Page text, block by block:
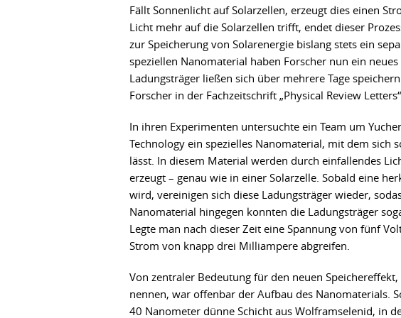
Fällt Sonnenlicht auf Solarzellen, erzeugt dies einen
Licht mehr auf die Solarzellen trifft, endet dieser
zur Speicherung von Solarenergie bislang stets ein
speziellen Nanomaterial haben Forscher nun ein
Ladungsträger ließen sich über mehrere Tage
Forscher in der Fachzeitschrift „Physical Review
In ihren Experimenten untersuchte ein Team um
Technology ein spezielles Nanomaterial, mit dem sich
lässt. In diesem Material werden durch einfallendes
erzeugt – genau wie in einer Solarzelle. Sobald eine
wird, vereinigen sich diese Ladungsträger wieder,
Nanomaterial hingegen konnten die Ladungsträger
Legte man nach dieser Zeit eine Spannung von fünf
Strom von knapp drei Milliampere abgreifen.
Von zentraler Bedeutung für den neuen
nennen, war offenbar der Aufbau des Nanomaterials.
40 Nanometer dünne Schicht aus Wolframselenid, in